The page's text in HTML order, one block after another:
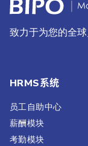
致力于为您的全
HRMS系统
员工自助中心
薪酬模块
考勤模块